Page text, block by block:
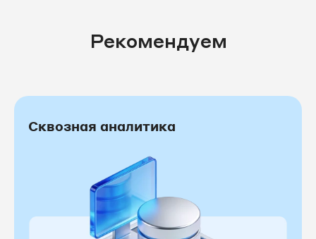
Рекомендуем
Сквозная аналитика